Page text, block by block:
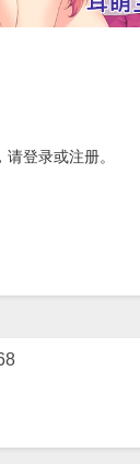
登录或注册。